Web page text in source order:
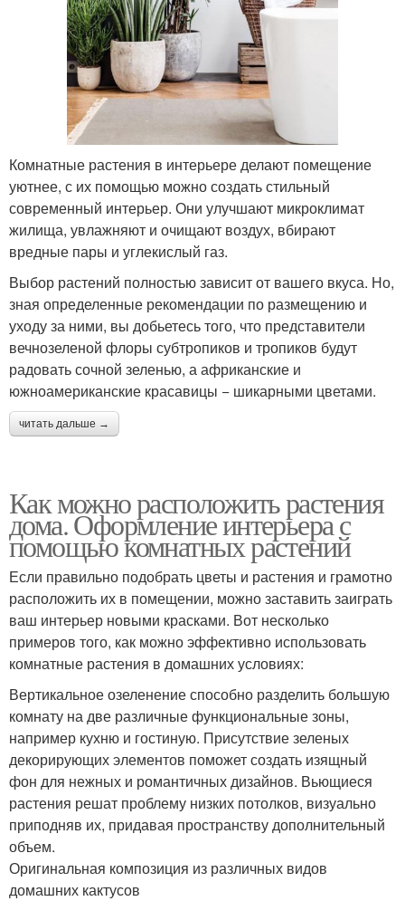
Комнатные растения в интерьере делают помещение
уютнее, с их помощью можно создать стильный
современный интерьер. Они улучшают микроклимат
жилища, увлажняют и очищают воздух, вбирают
вредные пары и углекислый газ.
Выбор растений полностью зависит от вашего вкуса. Но,
зная определенные рекомендации по размещению и
уходу за ними, вы добьетесь того, что представители
вечнозеленой флоры субтропиков и тропиков будут
радовать сочной зеленью, а африканские и
южноамериканские красавицы − шикарными цветами.
читать дальше →
Как можно расположить растения
дома. Оформление интерьера с
помощью комнатных растений
Если правильно подобрать цветы и растения и грамотно
расположить их в помещении, можно заставить заиграть
ваш интерьер новыми красками. Вот несколько
примеров того, как можно эффективно использовать
комнатные растения в домашних условиях:
Вертикальное озеленение способно разделить большую
комнату на две различные функциональные зоны,
например кухню и гостиную. Присутствие зеленых
декорирующих элементов поможет создать изящный
фон для нежных и романтичных дизайнов. Вьющиеся
растения решат проблему низких потолков, визуально
приподняв их, придавая пространству дополнительный
объем.
Оригинальная композиция из различных видов
домашних кактусов